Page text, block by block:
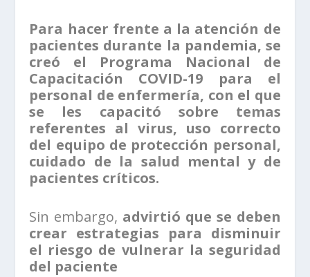
Para hacer frente a la atención de
pacientes durante la pandemia, se
creó el Programa Nacional de
Capacitación COVID-19 para el
personal de enfermería, con el que
se les capacitó sobre temas
referentes al virus, uso correcto
del equipo de protección personal,
cuidado de la salud mental y de
pacientes críticos.
Sin embargo, advirtió que se deben
crear estrategias para disminuir
el riesgo de vulnerar la seguridad
del paciente